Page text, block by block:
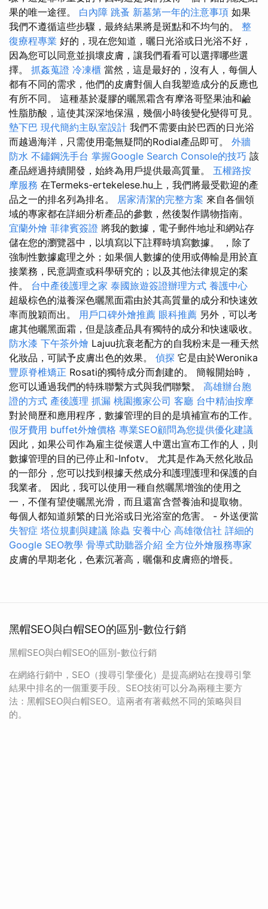
果的唯一途徑。 白內障 跳蚤 新墓第一年的注意事項 如果
我們不遵循這些步驟，最終結果將是斑點和不均勻的。 整
復療程專業 好的，現在您知道，曬日光浴或日光浴不好，
因為您可以同意並損壞皮膚，讓我們看看可以選擇哪些選
擇。 抓姦蒐證 冷凍櫃 當然，這是最好的，沒有人，每個人
都有不同的需求，他們的皮膚對個人自我塑造成分的反應也
有所不同。 這種基於凝膠的曬黑霜含有摩洛哥堅果油和鹼
性脂肪酸，這使其深深地保濕，幾個小時後變化變得可見。
墊下巴 現代簡約主臥室設計 我們不需要由於巴西的日光浴
而越過海洋，只需使用毫無疑問的Rodial產品即可。 外牆
防水 不鏽鋼洗手台 掌握Google Search Console的技巧 該
產品經過持續開發，始終為用戶提供最高質量。 五權路按
摩服務 在Termeks-ertekelese.hu上，我們將最受歡迎的產
品之一的排名列為排名。 居家清潔的完整方案 來自各個領
域的專家都在詳細分析產品的參數，然後製作購物指南。
宜蘭外燴 菲律賓簽證 將我的數據，電子郵件地址和網站存
儲在您的瀏覽器中，以填寫以下註釋時填寫數據。 ，除了
強制性數據處理之外；如果個人數據的使用或傳輸是用於直
接業務，民意調查或科學研究的；以及其他法律規定的案
件。 台中產後護理之家 泰國旅遊簽證辦理方式 養護中心
超級棕色的滋養深色曬黑面霜由於其高質量的成分和快速效
率而脫穎而出。 用戶口碑外燴推薦 眼科推薦 另外，可以考
慮其他曬黑面霜，但是該產品具有獨特的成分和快速吸收。
防水漆 下午茶外燴 Lajuu抗衰老配方的自我粉末是一種天然
化妝品，可賦予皮膚出色的效果。 偵探 它是由於Weronika
豐原脊椎矯正 Rosati的獨特成分而創建的。 簡報開始時，
您可以通過我們的特殊聯繫方式與我們聯繫。 高雄辦台胞
證的方式 產後護理 抓漏 桃園搬家公司 客廳 台中精油按摩
對於簡歷和應用程序，數據管理的目的是填補宣布的工作。
假牙費用 buffet外燴價格 專業SEO顧問為您提供優化建議
因此，如果公司作為雇主從候選人中選出宣布工作的人，則
數據管理的目的已停止和-Infotv。 尤其是作為天然化妝品
的一部分，您可以找到根據天然成分和護理護理和保護的自
我業者。 因此，我可以使用一種自然曬黑增強的使用之
一，不僅有望使曬黑光滑，而且還富含營養油和提取物。
每個人都知道頻繁的日光浴或日光浴室的危害。 - 外送便當
失智症 塔位規劃與建議 除蟲 安養中心 高雄徵信社 詳細的
Google SEO教學 骨導式助聽器介紹 全方位外燴服務專家
皮膚的早期老化，色素沉著高，曬傷和皮膚癌的增長。
黑帽SEO與白帽SEO的區別-數位行銷
黑帽SEO與白帽SEO的區別-數位行銷
在網絡行銷中，SEO（搜尋引擎優化）是提高網站在搜尋引擎
結果中排名的一個重要手段。SEO技術可以分為兩種主要方
法：黑帽SEO與白帽SEO。這兩者有著截然不同的策略與目
的。